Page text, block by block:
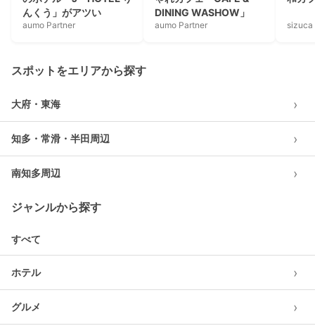
んくう」がアツい
aumo Partner
DINING WASHOW」
aumo Partner sizuca
スポットをエリアから探す
大府・東海 ›
知多・常滑・半田周辺 ›
南知多周辺 ›
ジャンルから探す
すべて
ホテル ›
グルメ ›